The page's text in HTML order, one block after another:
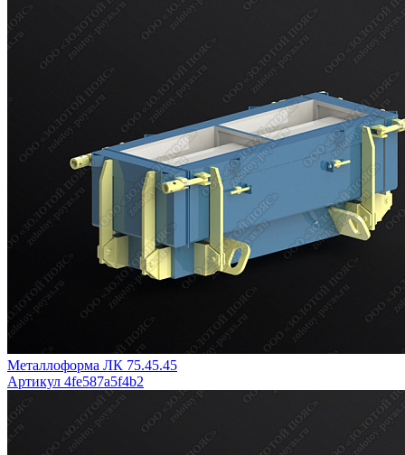
Металлоформа ЛК 75.45.45
Артикул 4fe587a5f4b2